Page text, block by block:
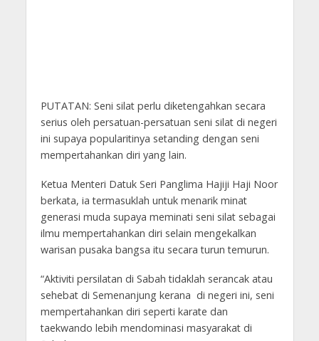
PUTATAN: Seni silat perlu diketengahkan secara
serius oleh persatuan-persatuan seni silat di negeri
ini supaya popularitinya setanding dengan seni
mempertahankan diri yang lain.
Ketua Menteri Datuk Seri Panglima Hajiji Haji Noor
berkata, ia termasuklah untuk menarik minat
generasi muda supaya meminati seni silat sebagai
ilmu mempertahankan diri selain mengekalkan
warisan pusaka bangsa itu secara turun temurun.
“Aktiviti persilatan di Sabah tidaklah serancak atau
sehebat di Semenanjung kerana di negeri ini, seni
mempertahankan diri seperti karate dan
taekwando lebih mendominasi masyarakat di